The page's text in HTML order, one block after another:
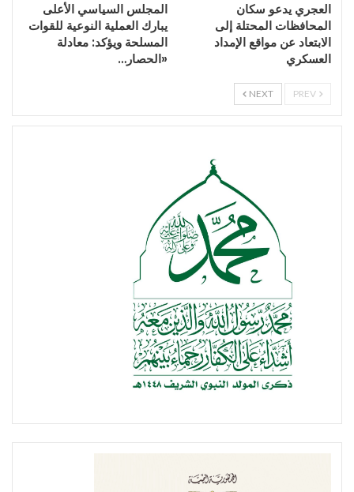
العجري يدعو سكان
المحافظات المحتلة إلى
الابتعاد عن مواقع الإمداد
العسكري
المجلس السياسي الأعلى
يبارك العملية النوعية للقوات
المسلحة ويؤكد: معادلة
«الحصار…
NEXT